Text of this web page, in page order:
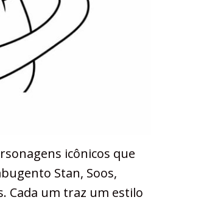
icônicos que
Stan, Soos,
Cada um traz um estilo